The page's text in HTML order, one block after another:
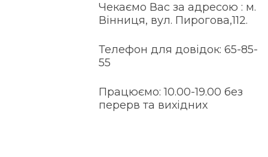
Чекаємо Вас за адресою : м.
Вінниця, вул. Пирогова,112.
Телефон для довідок: 65-85-
55
Працюємо: 10.00-19.00 без
перерв та вихідних